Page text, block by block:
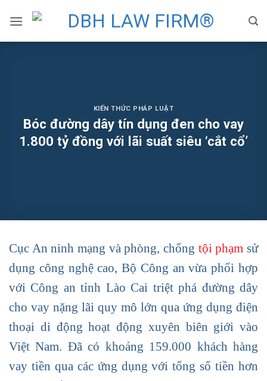
KIẾN THỨC PHÁP LUẬT
Bóc đường dây tín dụng đen cho vay
1.800 tỷ đồng với lãi suất siêu ‘cắt cổ’
Cục An ninh mạng và phòng, chống tội phạm sử
dụng công nghệ cao, Bộ Công an vừa phối hợp
với Công an tỉnh Lào Cai triệt phá đường dây
cho vay nặng lãi quy mô lớn qua ứng dụng điện
thoại di động hoạt động xuyên biên giới vào
Việt Nam. Đã có khoảng 159.000 khách hàng
vay tiền qua các ứng dụng với tổng số tiền hơn